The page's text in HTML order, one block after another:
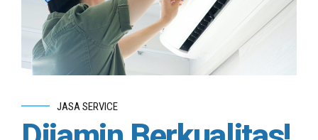
JASA SERVICE